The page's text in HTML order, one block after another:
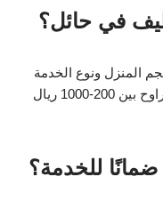
في حائل؟
المنزل ونوع الخدمة
المطلوبة، لكن في المتوسط، يمكن أن تتراوح بين 200-1000 ريال
للخدمة؟